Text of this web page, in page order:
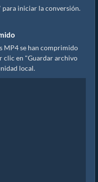
iniciar la conversión.
MP4 se han comprimido
clic en "Guardar archivo
local.